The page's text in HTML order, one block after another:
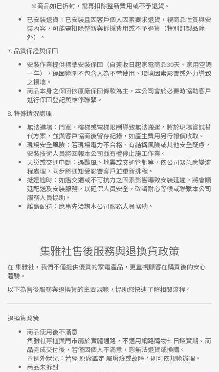
※商品如已拆封，需再扣除整新費用或不予退貨。
已安裝退貨 ：已安裝且因客戶個人因素要求退貨，視商品性質與安
裝內容，可能需扣除整新與拆機費用或不予退貨（特別訂製品除
外）。
7. 品質保證與保固
安裝作業提供標準安裝保固（自簽收日起家電商品30天、家用空調
一年），保固範圍不包含人為不當使用、環境因素影響或外力導致
之損壞。
商品本身之保固依原廠保固條款為主，本公司會於必要時協助客戶
進行保固登記與維修聯繫。
8. 特殊情況處理
無法進場 ：門寬、樓梯或電梯限制導致無法搬運，將於現場嘗試替
代方案，並與客戶協商後留存紀錄，如產生費用另行報價收取。
現場安全風險 ： 若現場電力不合格、有結構風險或其他安全疑慮，
安裝技術人員將回報本公司並有權停止施工作業。
天災或交通中斷 ：遇颱風、地震或交通管制等，依公司緊急應變流
程處理，同步將通知受影響客戶並重新排程。
抵達逾時 ：如遇交通或不可抗力之因素影響導致安裝延遲，將會順
延配送及安裝服務，以確保人員安全，敬請耐心等候或聯繫本公司
服務人員協助。
離島配送 ：應事先洽詢本公司服務人員協助。
集雅社售後服務與退換貨政策
在集雅社 ，我們不僅提供優質的家電產品，更重視顧客在購買後的安心
體驗。
以下為售後服務與退換貨的主要規範，協助您快速了解相關流程。
退換貨政策
商品使用後不滿意
集雅社專櫃與門市屬於實體通路，不適用網路購物七日鑑賞期 。商
品完成交付後，若僅因個人不滿意，恕無法退貨或換購。
※例外狀況：若經 原廠鑑定 屬瑕疵或故障，則可依規範辦理。
商品未拆封